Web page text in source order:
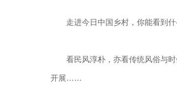
走进今日中国乡村，你能看到什
看民风淳朴，亦看传统风俗与
开展……